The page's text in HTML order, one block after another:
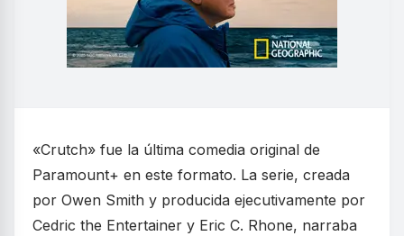
«Crutch» fue la última comedia original de
Paramount+ en este formato. La serie, creada
por Owen Smith y producida ejecutivamente por
Cedric the Entertainer y Eric C. Rhone, narraba